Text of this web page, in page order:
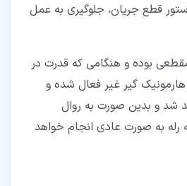
قطع جریان، جلوگیری به عمل
بوده و هنگامی که قدرت در
گیر غیر فعال شده و
شد و بدین صورت به روال
رله به صورت عادی انجام خواهد